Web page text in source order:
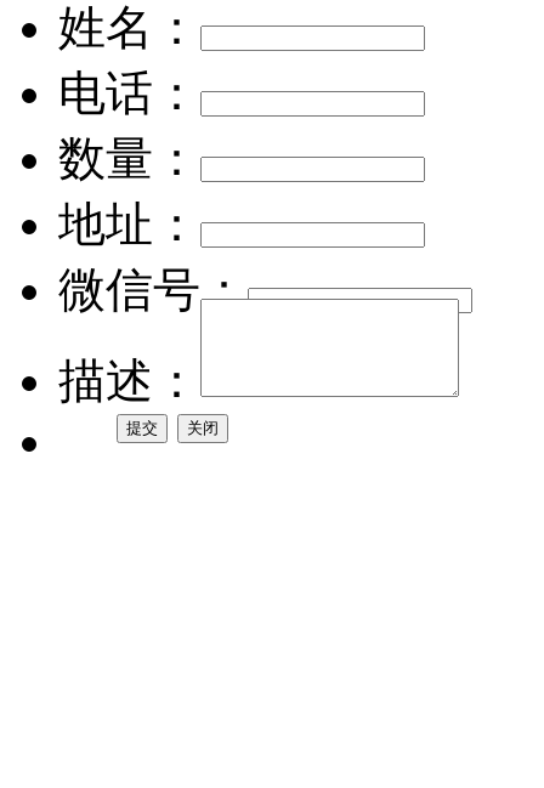
姓名：
电话：
数量：
地址：
微信号：
描述：